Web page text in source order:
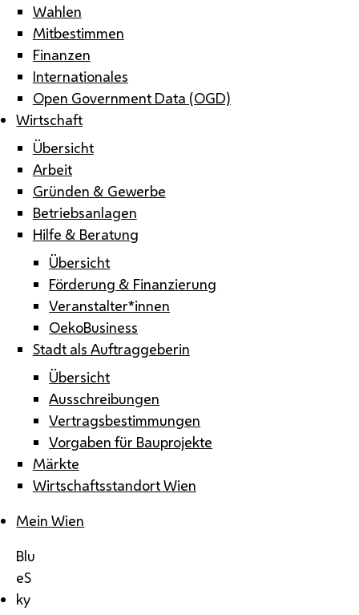
Wahlen
Mitbestimmen
Finanzen
Internationales
Open Government Data (OGD)
Wirtschaft
Übersicht
Arbeit
Gründen & Gewerbe
Betriebsanlagen
Hilfe & Beratung
Übersicht
Förderung & Finanzierung
Veranstalter*innen
OekoBusiness
Stadt als Auftraggeberin
Übersicht
Ausschreibungen
Vertragsbestimmungen
Vorgaben für Bauprojekte
Märkte
Wirtschaftsstandort Wien
Mein Wien
Blu
eS
ky